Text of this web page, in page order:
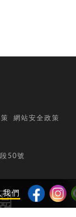
我們
網站安全政策
50號